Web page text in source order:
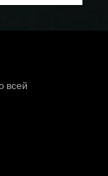
всей